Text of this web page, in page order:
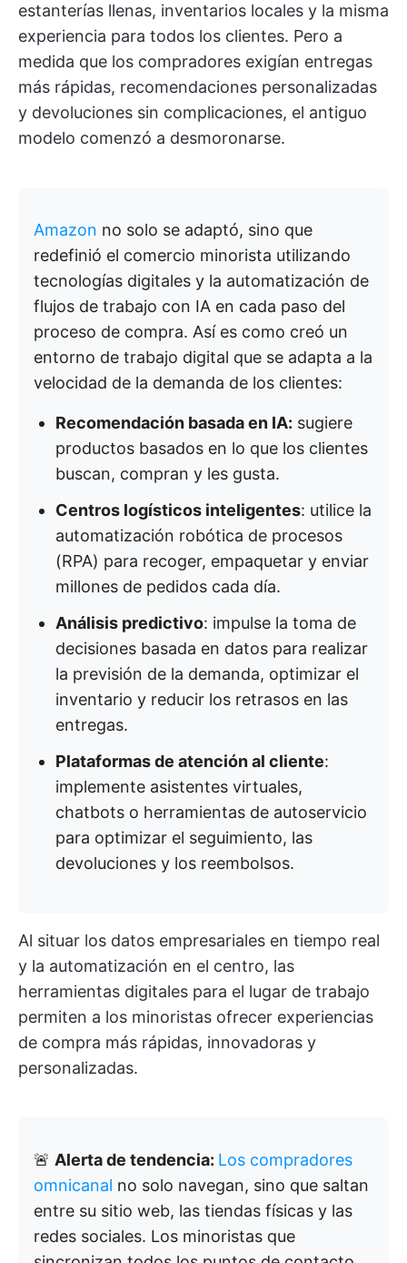
estanterías llenas, inventarios locales y la misma
experiencia para todos los clientes. Pero a
medida que los compradores exigían entregas
más rápidas, recomendaciones personalizadas
y devoluciones sin complicaciones, el antiguo
modelo comenzó a desmoronarse.
Amazon no solo se adaptó, sino que
redefinió el comercio minorista utilizando
tecnologías digitales y la automatización de
flujos de trabajo con IA en cada paso del
proceso de compra. Así es como creó un
entorno de trabajo digital que se adapta a la
velocidad de la demanda de los clientes:
Recomendación basada en IA: sugiere
productos basados en lo que los clientes
buscan, compran y les gusta.
Centros logísticos inteligentes: utilice la
automatización robótica de procesos
(RPA) para recoger, empaquetar y enviar
millones de pedidos cada día.
Análisis predictivo: impulse la toma de
decisiones basada en datos para realizar
la previsión de la demanda, optimizar el
inventario y reducir los retrasos en las
entregas.
Plataformas de atención al cliente:
implemente asistentes virtuales,
chatbots o herramientas de autoservicio
para optimizar el seguimiento, las
devoluciones y los reembolsos.
Al situar los datos empresariales en tiempo real
y la automatización en el centro, las
herramientas digitales para el lugar de trabajo
permiten a los minoristas ofrecer experiencias
de compra más rápidas, innovadoras y
personalizadas.
🚨 Alerta de tendencia: Los compradores
omnicanal no solo navegan, sino que saltan
entre su sitio web, las tiendas físicas y las
redes sociales. Los minoristas que